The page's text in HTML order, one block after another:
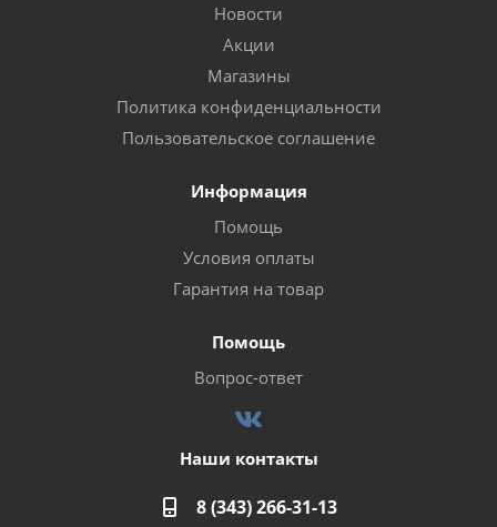
Новости
Акции
Магазины
Политика конфиденциальности
Пользовательское соглашение
Информация
Помощь
Условия оплаты
Гарантия на товар
Помощь
Вопрос-ответ
Наши контакты
8 (343) 266-31-13